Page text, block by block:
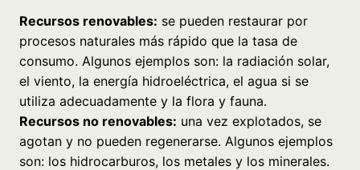
Recursos renovables: se pueden restaurar por
procesos naturales más rápido que la tasa de
consumo. Algunos ejemplos son: la radiación solar,
el viento, la energía hidroeléctrica, el agua si se
utiliza adecuadamente y la flora y fauna.
Recursos no renovables: una vez explotados, se
agotan y no pueden regenerarse. Algunos ejemplos
son: los hidrocarburos, los metales y los minerales.